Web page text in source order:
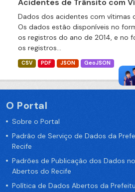
Acidentes de Trânsito com
Dados dos acidentes com vítimas
Os dados estão disponíveis no
os registros do ano de 2014, e no
os registros...
CSV PDF JSON GeoJSON
O Portal
Sobre o Portal
Padrão de Serviço de Dados da
Recife
Padrões de Publicação dos Dados
Abertos do Recife
Política de Dados Abertos da